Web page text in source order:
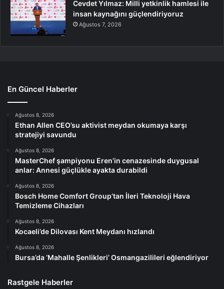
Cevdet Yılmaz: Milli yetkinlik hamlesi ile
insan kaynağını güçlendiriyoruz
Ağustos 7, 2026
En Güncel Haberler
Ağustos 8, 2026
Ethan Allen CEO’su aktivist meydan okumaya karşı
stratejiyi savundu
Ağustos 8, 2026
MasterChef şampiyonu Eren’in cenazesinde duygusal
anlar: Annesi güçlükle ayakta durabildi
Ağustos 8, 2026
Bosch Home Comfort Group’tan İleri Teknoloji Hava
Temizleme Cihazları
Ağustos 8, 2026
Kocaeli’de Dilovası Kent Meydanı hızlandı
Ağustos 8, 2026
Bursa’da ‘Mahalle Şenlikleri’ Osmangazilileri eğlendiriyor
Rastgele Haberler